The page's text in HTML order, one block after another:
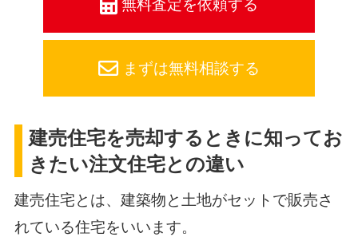
無料査定を依頼する
まずは無料相談する
建売住宅を売却するときに知ってお
きたい注文住宅との違い
建売住宅とは、建築物と土地がセットで販売さ
れている住宅をいいます。